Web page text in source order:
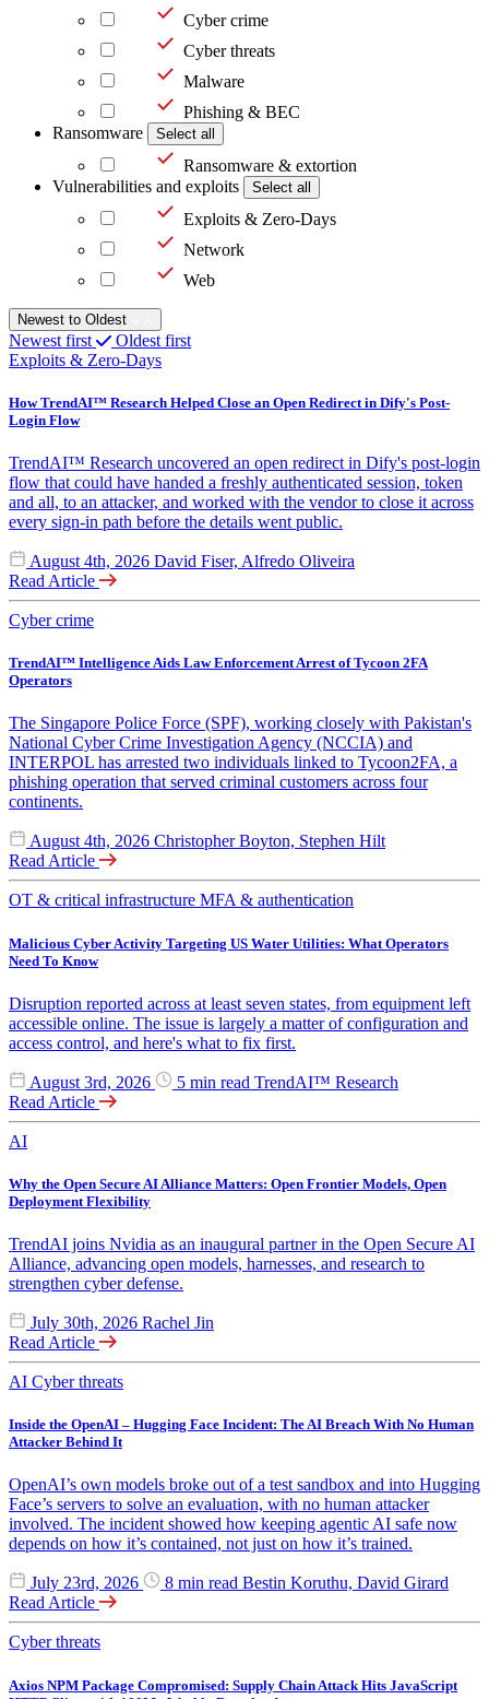
Cyber crime
Cyber threats
Malware
Phishing & BEC
Ransomware
Select all
Ransomware & extortion
Vulnerabilities and exploits
Select all
Exploits & Zero-Days
Network
Web
Newest to Oldest
Newest first
Oldest first
Exploits & Zero-Days
How TrendAI™ Research Helped Close an Open Redirect in Dify's Post-
Login Flow
TrendAI™ Research uncovered an open redirect in Dify's post-login
flow that could have handed a freshly authenticated session, token
and all, to an attacker, and worked with the vendor to close it across
every sign-in path before the details went public.
August 4th, 2026 David Fiser, Alfredo Oliveira
Read Article
Cyber crime
TrendAI™ Intelligence Aids Law Enforcement Arrest of Tycoon 2FA
Operators
The Singapore Police Force (SPF), working closely with Pakistan's
National Cyber Crime Investigation Agency (NCCIA) and
INTERPOL has arrested two individuals linked to Tycoon2FA, a
phishing operation that served criminal customers across four
continents.
August 4th, 2026 Christopher Boyton, Stephen Hilt
Read Article
OT & critical infrastructure MFA & authentication
Malicious Cyber Activity Targeting US Water Utilities: What Operators
Need To Know
Disruption reported across at least seven states, from equipment left
accessible online. The issue is largely a matter of configuration and
access control, and here's what to fix first.
August 3rd, 2026 5 min read TrendAI™ Research
Read Article
AI
Why the Open Secure AI Alliance Matters: Open Frontier Models, Open
Deployment Flexibility
TrendAI joins Nvidia as an inaugural partner in the Open Secure AI
Alliance, advancing open models, harnesses, and research to
strengthen cyber defense.
July 30th, 2026 Rachel Jin
Read Article
AI Cyber threats
Inside the OpenAI – Hugging Face Incident: The AI Breach With No Human
Attacker Behind It
OpenAI’s own models broke out of a test sandbox and into Hugging
Face’s servers to solve an evaluation, with no human attacker
involved. The incident showed how keeping agentic AI safe now
depends on how it’s contained, not just on how it’s trained.
July 23rd, 2026 8 min read Bestin Koruthu, David Girard
Read Article
Cyber threats
Axios NPM Package Compromised: Supply Chain Attack Hits JavaScript